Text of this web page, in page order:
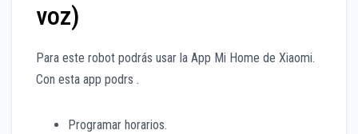
voz)
Para este robot podrás usar la App Mi Home de Xiaomi.
Con esta app podrs .
Programar horarios.